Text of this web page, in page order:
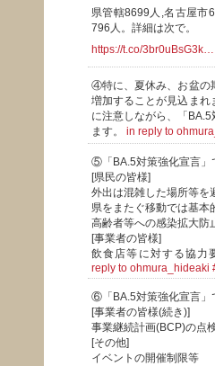
県管轄8699人,名古屋市
796人。詳細は次で。
https://t.co/3br0uBsG3k…
④特に、夏休み、お盆の
増加することが見込まれ
に注意しながら、「
ます。 in reply to
⑤「BA.5対策強化宣言」
[県民の皆様]
外出は混雑した場所等を
県をまたぐ移動では基本
高齢者等への感染拡大
[事業者の皆様]
飲食店等に対する協
reply to ohmura_hideaki
⑥「BA.5対策強化宣言」
[事業者の皆様(続き)]
事業継続計画(BCP)の点
[その他]
イベントの開催制限等